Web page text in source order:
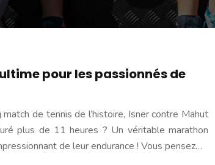
pour les passionnés de
de tennis de l’histoire, Isner contre Mahut
plus de 11 heures ? Un véritable marathon
de leur endurance ! Vous pensez…